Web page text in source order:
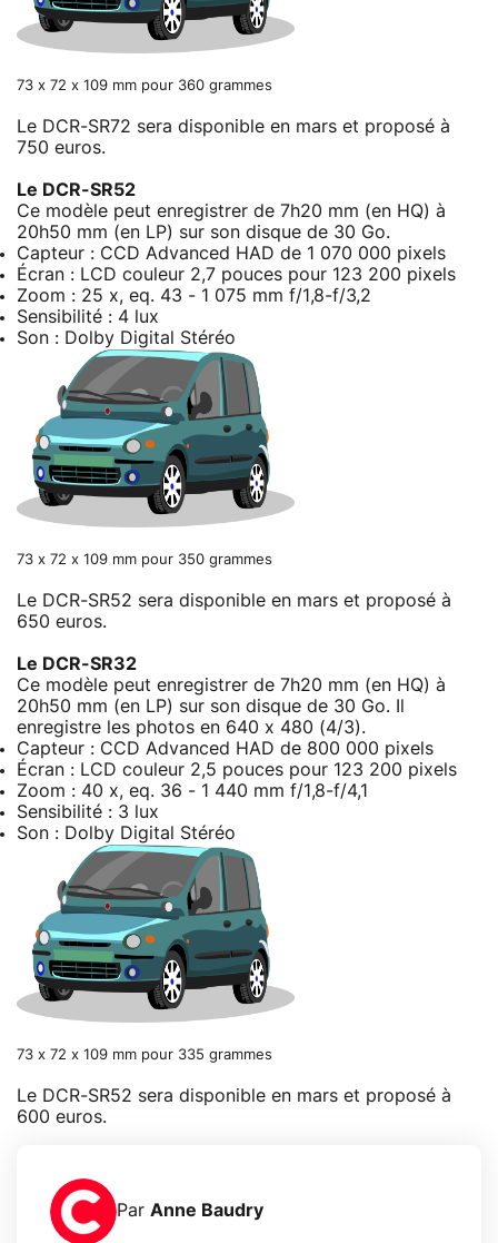
73 x 72 x 109 mm pour 360 grammes
Le DCR-SR72 sera disponible en mars et proposé à
750 euros.
Le DCR-SR52
Ce modèle peut enregistrer de 7h20 mm (en HQ) à
20h50 mm (en LP) sur son disque de 30 Go.
Capteur : CCD Advanced HAD de 1 070 000 pixels
Écran : LCD couleur 2,7 pouces pour 123 200 pixels
Zoom : 25 x, eq. 43 - 1 075 mm f/1,8-f/3,2
Sensibilité : 4 lux
Son : Dolby Digital Stéréo
73 x 72 x 109 mm pour 350 grammes
Le DCR-SR52 sera disponible en mars et proposé à
650 euros.
Le DCR-SR32
Ce modèle peut enregistrer de 7h20 mm (en HQ) à
20h50 mm (en LP) sur son disque de 30 Go. Il
enregistre les photos en 640 x 480 (4/3).
Capteur : CCD Advanced HAD de 800 000 pixels
Écran : LCD couleur 2,5 pouces pour 123 200 pixels
Zoom : 40 x, eq. 36 - 1 440 mm f/1,8-f/4,1
Sensibilité : 3 lux
Son : Dolby Digital Stéréo
73 x 72 x 109 mm pour 335 grammes
Le DCR-SR52 sera disponible en mars et proposé à
600 euros.
Par Anne Baudry